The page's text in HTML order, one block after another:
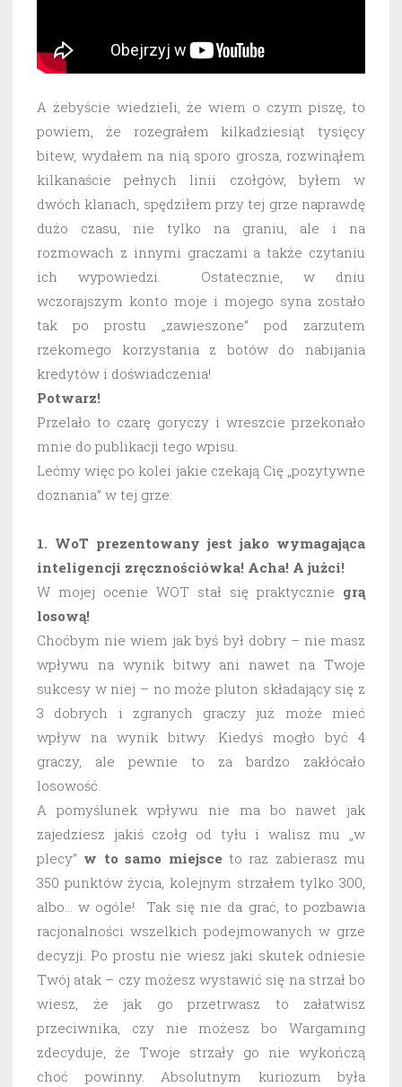
A żebyście wiedzieli, że wiem o czym piszę, to
powiem, że rozegrałem kilkadziesiąt tysięcy
bitew, wydałem na nią sporo grosza, rozwinąłem
kilkanaście pełnych linii czołgów, byłem w
dwóch klanach, spędziłem przy tej grze naprawdę
dużo czasu, nie tylko na graniu, ale i na
rozmowach z innymi graczami a także czytaniu
ich wypowiedzi. Ostatecznie, w dniu
wczorajszym konto moje i mojego syna zostało
tak po prostu „zawieszone” pod zarzutem
rzekomego korzystania z botów do nabijania
kredytów i doświadczenia!
Potwarz!
Przelało to czarę goryczy i wreszcie przekonało
mnie do publikacji tego wpisu.
Lećmy więc po kolei jakie czekają Cię „pozytywne
doznania” w tej grze:
1. WoT prezentowany jest jako wymagająca
inteligencji zręcznościówka! Acha! A jużci!
W mojej ocenie WOT stał się praktycznie grą
losową!
Choćbym nie wiem jak byś był dobry – nie masz
wpływu na wynik bitwy ani nawet na Twoje
sukcesy w niej – no może pluton składający się z
3 dobrych i zgranych graczy już może mieć
wpływ na wynik bitwy. Kiedyś mogło być 4
graczy, ale pewnie to za bardzo zakłócało
losowość.
A pomyślunek wpływu nie ma bo nawet jak
zajedziesz jakiś czołg od tyłu i walisz mu „w
plecy” w to samo miejsce to raz zabierasz mu
350 punktów życia, kolejnym strzałem tylko 300,
albo… w ogóle! Tak się nie da grać, to pozbawia
racjonalności wszelkich podejmowanych w grze
decyzji. Po prostu nie wiesz jaki skutek odniesie
Twój atak – czy możesz wystawić się na strzał bo
wiesz, że jak go przetrwasz to załatwisz
przeciwnika, czy nie możesz bo Wargaming
zdecyduje, że Twoje strzały go nie wykończą
choć powinny. Absolutnym kuriozum była